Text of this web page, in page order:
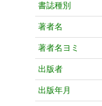
書誌種別
著者名
著者名ヨミ
出版者
出版年月